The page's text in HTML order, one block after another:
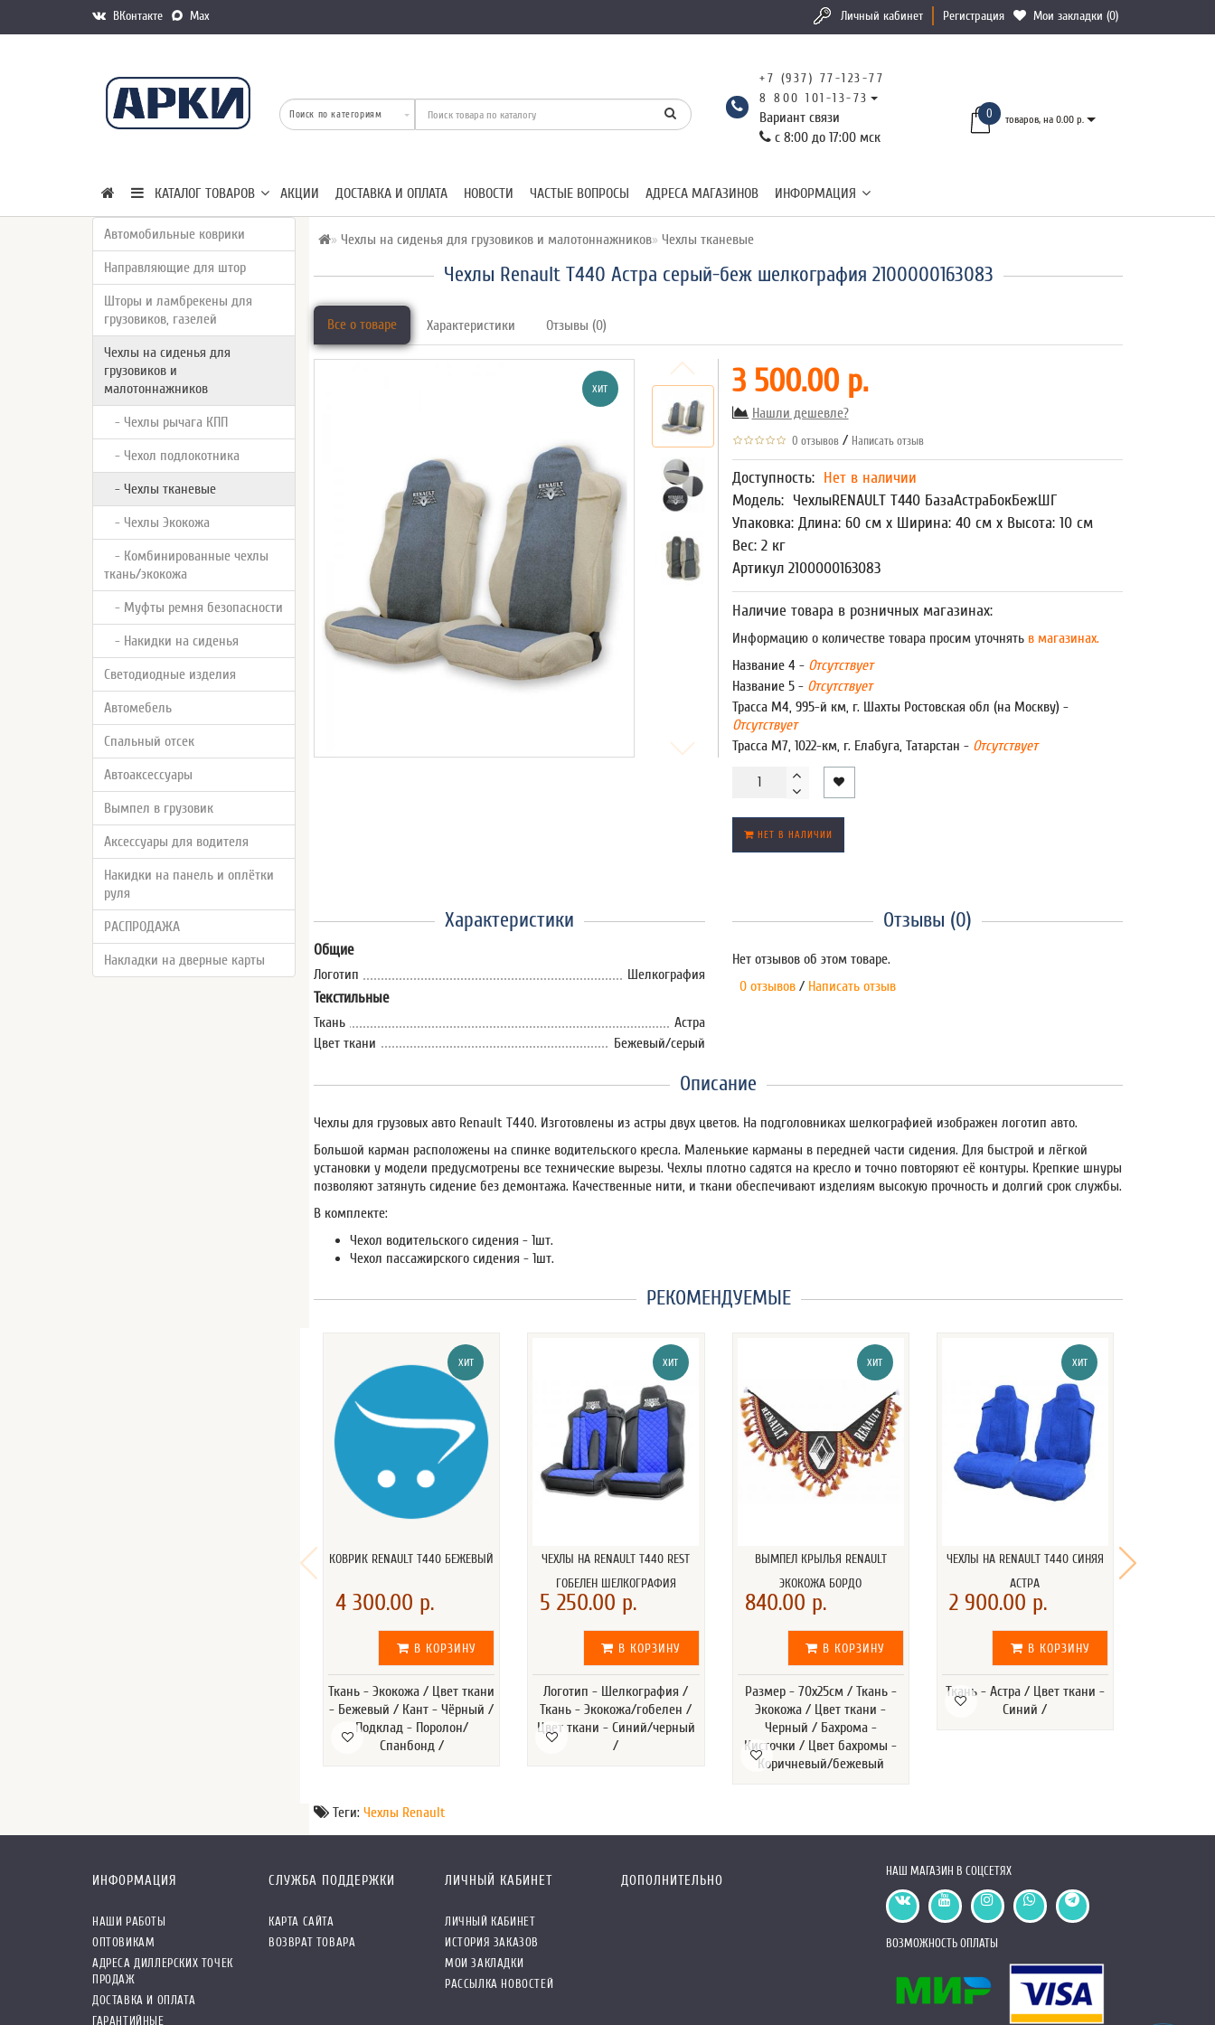
ВКонтакте Max Личный кабинет Регистрация Мои закладки (0)
+7 (937) 77-123-77
8 800 101-13-73
Вариант связи
с 8:00 до 17:00 мск
0 товаров, на 0.00 р.
КАТАЛОГ ТОВАРОВ АКЦИИ ДОСТАВКА И ОПЛАТА НОВОСТИ ЧАСТЫЕ ВОПРОСЫ АДРЕСА МАГАЗИНОВ ИНФОРМАЦИЯ
Автомобильные коврики
Направляющие для штор
Шторы и ламбрекены для
грузовиков, газелей
Чехлы на сиденья для
грузовиков и
малотоннажников
- Чехлы рычага КПП
- Чехол подлокотника
- Чехлы тканевые
- Чехлы Экокожа
- Комбинированные чехлы
ткань/экокожа
- Муфты ремня безопасности
- Накидки на сиденья
Светодиодные изделия
Автомебель
Спальный отсек
Автоаксессуары
Вымпел в грузовик
Аксессуары для водителя
Накидки на панель и оплётки
руля
РАСПРОДАЖА
Накладки на дверные карты
Чехлы на сиденья для грузовиков и малотоннажников Чехлы тканевые
Чехлы Renault T440 Астра серый-беж шелкография 2100000163083
Все о товаре Характеристики Отзывы (0)
ХИТ 3 500.00 р.
Нашли дешевле?
0 отзывов / Написать отзыв
Доступность: Нет в наличии
Модель: ЧехлыRENAULT T440 БазаАстраБокБежШГ
Упаковка: Длина: 60 см x Ширина: 40 см x Высота: 10 см
Вес: 2 кг
Артикул 2100000163083
Наличие товара в розничных магазинах:
Информацию о количестве товара просим уточнятьв магазинах.
Название 4 - Отсутствует
Название 5 - Отсутствует
Трасса М4, 995-й км, г. Шахты Ростовская обл (на Москву) -
Отсутствует
Трасса М7, 1022-км, г. Елабуга, Татарстан - Отсутствует
НЕТ В НАЛИЧИИ
Характеристики
Общие
Логотип Шелкография
Текстильные
Ткань
Астра
Цвет ткани
Бежевый/серый
Отзывы (0)
Нет отзывов об этом товаре.
0 отзывов / Написать отзыв
Описание
Чехлы для грузовых авто Renault T440. Изготовлены из астры двух цветов. На подголовниках шелкографией изображен логотип авто.
Большой карман расположены на спинке водительского кресла. Маленькие карманы в передней части сидения. Для быстрой и лёгкой
установки у модели предусмотрены все технические вырезы. Чехлы плотно садятся на кресло и точно повторяют её контуры. Крепкие шнуры
позволяют затянуть сидение без демонтажа. Качественные нити, и ткани обеспечивают изделиям высокую прочность и долгий срок службы.
В комплекте:
Чехол водительского сидения - 1шт.
Чехол пассажирского сидения - 1шт.
РЕКОМЕНДУЕМЫЕ
ХИТ
КОВРИК RENAULT T440 БЕЖЕВЫЙ
4 300.00 р.
В КОРЗИНУ
Ткань - Экокожа / Цвет ткани
- Бежевый / Кант - Чёрный /
Подклад - Поролон/
Спанбонд /
ХИТ
ЧЕХЛЫ НА RENAULT T440 REST
ГОБЕЛЕН ШЕЛКОГРАФИЯ
5 250.00 р.
В КОРЗИНУ
Логотип - Шелкография /
Ткань - Экокожа/гобелен /
Цвет ткани - Синий/черный
/
ХИТ
ВЫМПЕЛ КРЫЛЬЯ RENAULT
ЭКОКОЖА БОРДО
840.00 р.
В КОРЗИНУ
Размер - 70х25см / Ткань -
Экокожа / Цвет ткани -
Черный / Бахрома -
Кисточки / Цвет бахромы -
Коричневый/бежевый
ХИТ
ЧЕХЛЫ НА RENAULT T440 СИНЯЯ
АСТРА
2 900.00 р.
В КОРЗИНУ
Ткань - Астра / Цвет ткани -
Синий /
Теги:Чехлы Renault
ИНФОРМАЦИЯ
НАШИ РАБОТЫ
ОПТОВИКАМ
АДРЕСА ДИЛЛЕРСКИХ ТОЧЕК
ПРОДАЖ
ДОСТАВКА И ОПЛАТА
ГАРАНТИЙНЫЕ
СЛУЖБА ПОДДЕРЖКИ
КАРТА САЙТА
ВОЗВРАТ ТОВАРА
ЛИЧНЫЙ КАБИНЕТ
ЛИЧНЫЙ КАБИНЕТ
ИСТОРИЯ ЗАКАЗОВ
МОИ ЗАКЛАДКИ
РАССЫЛКА НОВОСТЕЙ
ДОПОЛНИТЕЛЬНО
НАШ МАГАЗИН В СОЦСЕТЯХ
ВОЗМОЖНОСТЬ ОПЛАТЫ